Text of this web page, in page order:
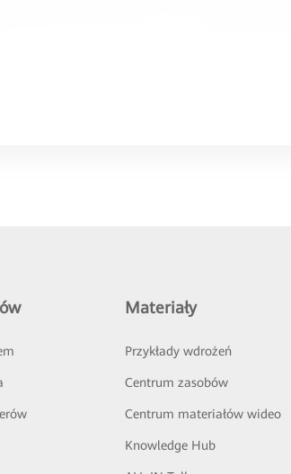
Materiały
Przykłady wdrożeń
Centrum zasobów
Centrum materiałów wideo
Knowledge Hub